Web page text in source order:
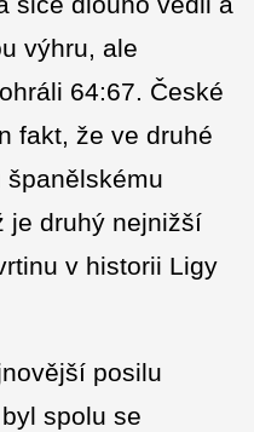
výhru, ale
64:67. České
fakt, že ve druhé
je druhý nejnižší
v historii Ligy
posilu
spolu se